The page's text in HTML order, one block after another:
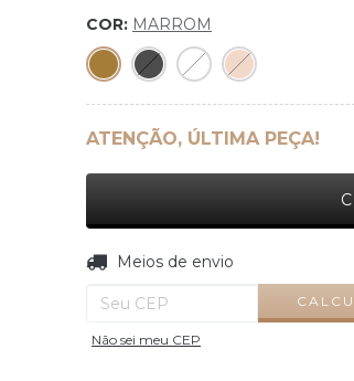
COR: MARROM
ATENÇÃO, ÚLTIMA PEÇA!
Entregas para o CEP:
Meios de envio
Não sei meu CEP